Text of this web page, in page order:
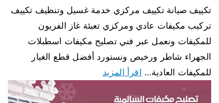
تكييف صيانة تكييف مركزي خدمة غسيل وتنظيف تكييف
تركيب مكيفات عادي ومركزي تعبئة غاز الفريون
للمكيفات ونعمل عبر فني تصليح مكيفات اسطبلات
الجهراء شاطر ورخيص ونستورد أفضل قطع الغيار
للمكيفات العادية… اقرأ المزيد